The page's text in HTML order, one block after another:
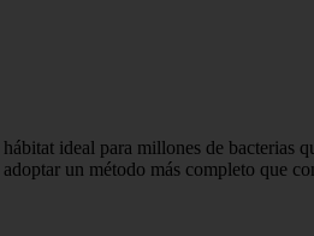
ideal para millones de bacterias
un método más completo que